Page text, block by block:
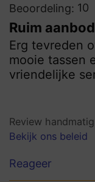
Beoordeling: 10
Ruim
Erg tevreden
mooie tassen
vriendelijke
Review
Bekijk ons beleid
Reageer